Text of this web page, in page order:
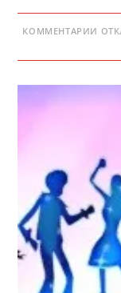
КОММЕНТАРИИ К
—